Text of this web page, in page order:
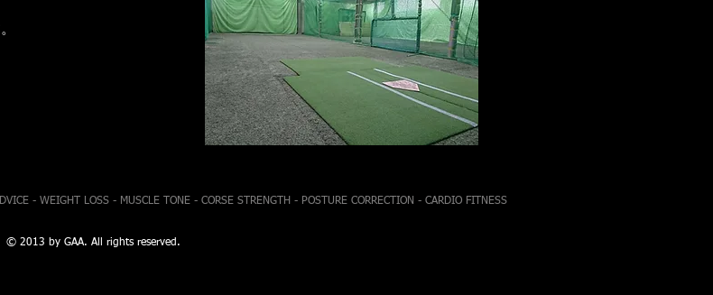
- WEIGHT LOSS - MUSCLE TONE - CORSE STRENGTH - POSTURE CORRECTION - CARDIO FITNESS
© 2013 by GAA. All rights reserved.